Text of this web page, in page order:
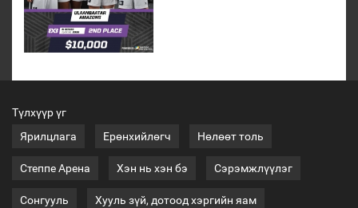
Түлхүүр үг
Ярилцлага
Ерөнхийлөгч Нөлөөт толь
Степпе Арена Хэн нь хэн бэ Сэрэмжлүүлэг
Сонгууль Хууль зүй, дотоод хэргийн яам